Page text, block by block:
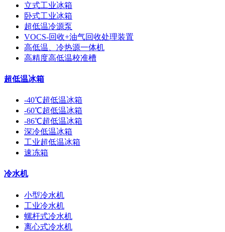
立式工业冰箱
卧式工业冰箱
超低温冷源泵
VOCS-回收+油气回收处理装置
高低温、冷热源一体机
高精度高低温校准槽
超低温冰箱
-40℃超低温冰箱
-60℃超低温冰箱
-86℃超低温冰箱
深冷低温冰箱
工业超低温冰箱
速冻箱
冷水机
小型冷水机
工业冷水机
螺杆式冷水机
离心式冷水机